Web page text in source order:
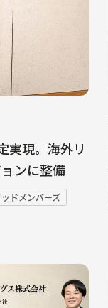
実現。海外リ
ンに整備
ドメンバーズ